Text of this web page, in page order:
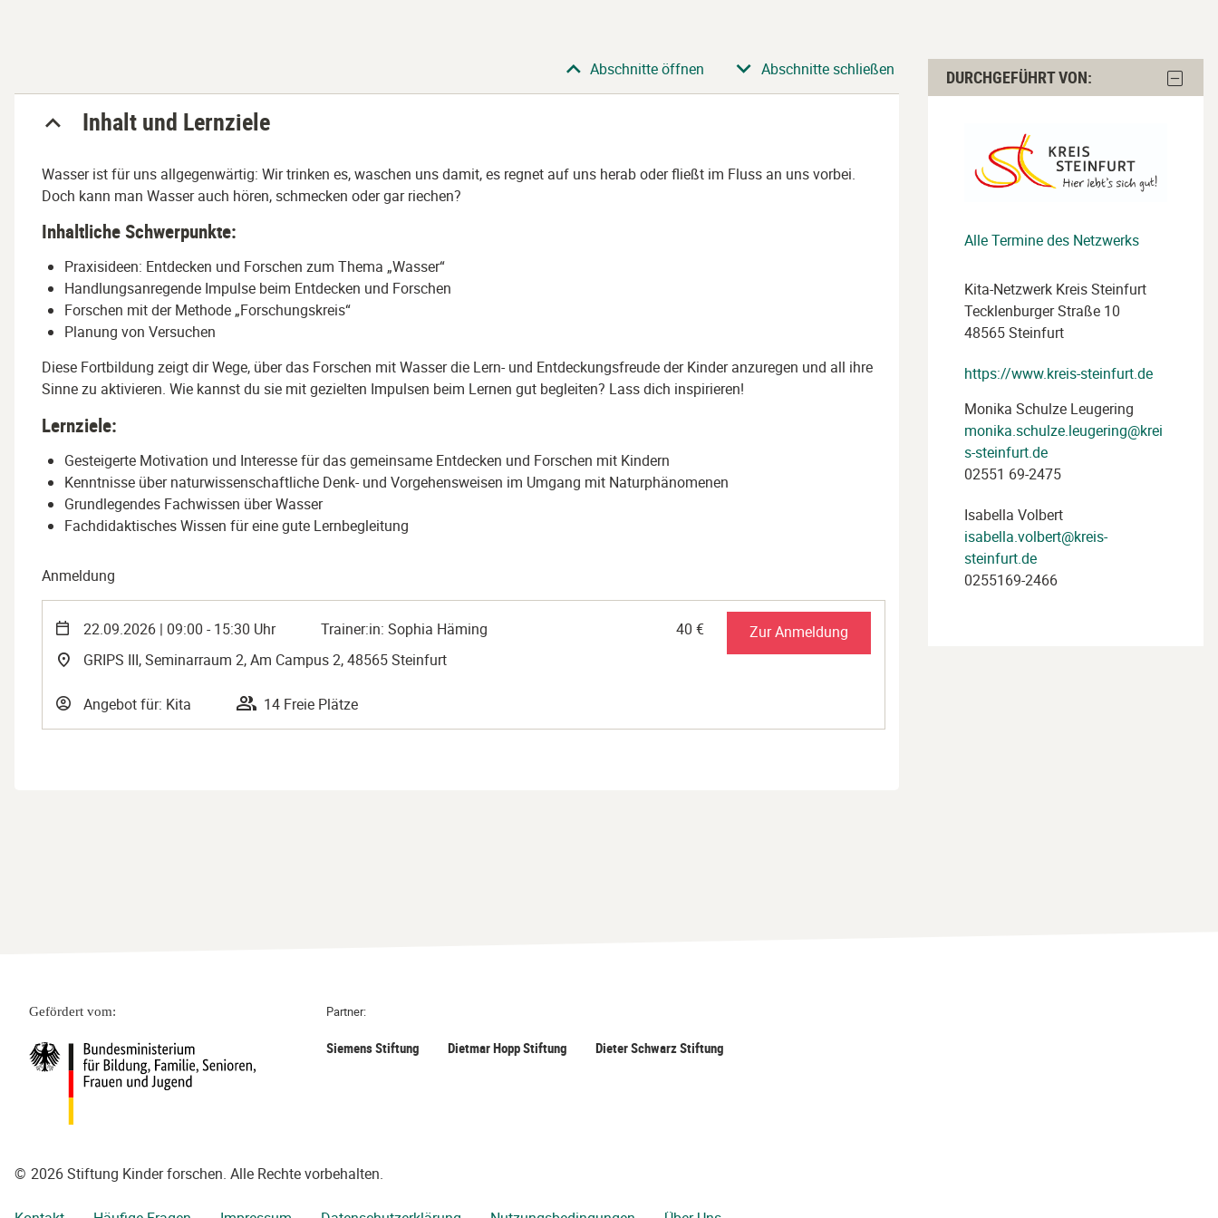
Abschnitte öffnen Abschnitte schließen
Inhalt und Lernziele
Wasser ist für uns allgegenwärtig: Wir trinken es, waschen uns damit, es regnet auf uns herab oder fließt im Fluss an uns vorbei.
Doch kann man Wasser auch hören, schmecken oder gar riechen?
Inhaltliche Schwerpunkte:
Praxisideen: Entdecken und Forschen zum Thema „Wasser“
Handlungsanregende Impulse beim Entdecken und Forschen
Forschen mit der Methode „Forschungskreis“
Planung von Versuchen
Diese Fortbildung zeigt dir Wege, über das Forschen mit Wasser die Lern- und Entdeckungsfreude der Kinder anzuregen und all ihre
Sinne zu aktivieren. Wie kannst du sie mit gezielten Impulsen beim Lernen gut begleiten? Lass dich inspirieren!
Lernziele:
Gesteigerte Motivation und Interesse für das gemeinsame Entdecken und Forschen mit Kindern
Kenntnisse über naturwissenschaftliche Denk- und Vorgehensweisen im Umgang mit Naturphänomenen
Grundlegendes Fachwissen über Wasser
Fachdidaktisches Wissen für eine gute Lernbegleitung
Anmeldung
22.09.2026 | 09:00 - 15:30 Uhr
Trainer:in: Sophia Häming
GRIPS III, Seminarraum 2, Am Campus 2, 48565 Steinfurt
Angebot für: Kita 14 Freie Plätze
40 € Zur Anmeldung
Durchgeführt
Block
DURCHGEFÜHRT VON:
Alle Termine des Netzwerks
Kita-Netzwerk Kreis Steinfurt
Tecklenburger Straße 10
48565 Steinfurt
https://www.kreis-steinfurt.de
Monika Schulze Leugering
monika.schulze.leugering@krei
s-steinfurt.de
02551 69-2475
Isabella Volbert
isabella.volbert@kreis-
steinfurt.de
0255169-2466
Gefördert vom: Partner:
Siemens Stiftung Dietmar Hopp Stiftung Dieter Schwarz Stiftung
© 2026 Stiftung Kinder forschen. Alle Rechte vorbehalten.